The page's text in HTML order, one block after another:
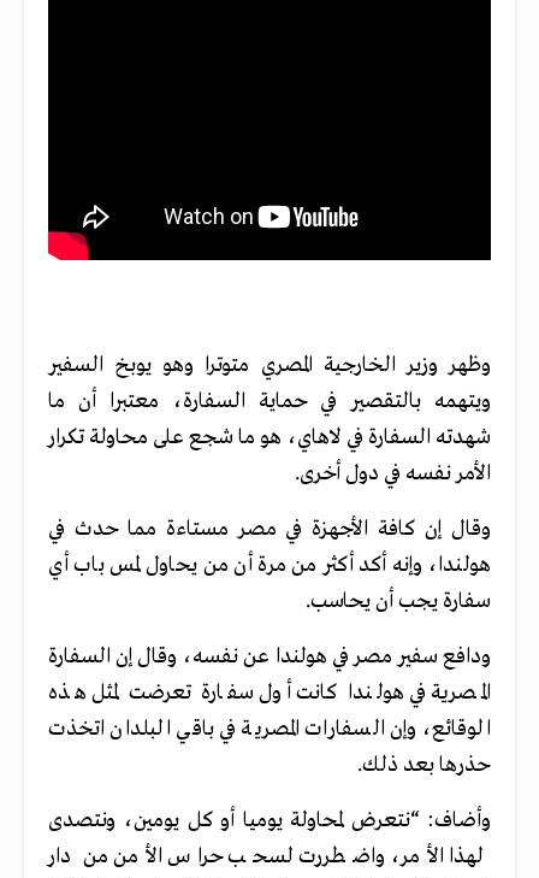
وظهر وزير الخارجية المصري متوترا وهو يوبخ السفير
ويتهمه بالتقصير في حماية السفارة، معتبرا أن ما
شهدته السفارة في لاهاي، هو ما شجع على محاولة تكرار
الأمر نفسه في دول أخرى.
وقال إن كافة الأجهزة في مصر مستاءة مما حدث في
هولندا، وإنه أكد أكثر من مرة أن من يحاول لمس باب أي
سفارة يجب أن يحاسب.
ودافع سفير مصر في هولندا عن نفسه، وقال إن السفارة
المصرية في هولندا كانت أول سفارة تعرضت لمثل هذه
الوقائع، وإن السفارات المصرية في باقي البلدان اتخذت
حذرها بعد ذلك.
وأضاف: “نتعرض لمحاولة يوميا أو كل يومين، ونتصدى
لهذا الأمر، واضطررت لسحب حراس الأمن من دار